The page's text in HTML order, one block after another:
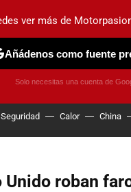
ELÉCTRICOS
DE
Seguridad Calor China
Unido roban
ver más de
Añádenos como fuente
Solo necesitas una cuenta de